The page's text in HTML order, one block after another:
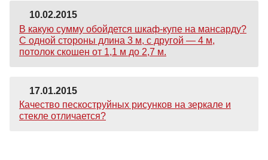
10.02.2015
В какую сумму обойдется шкаф-купе на мансарду?
С одной стороны длина 3 м, с другой — 4 м,
потолок скошен от 1,1 м до 2,7 м.
17.01.2015
Качество пескоструйных рисунков на зеркале и
стекле отличается?